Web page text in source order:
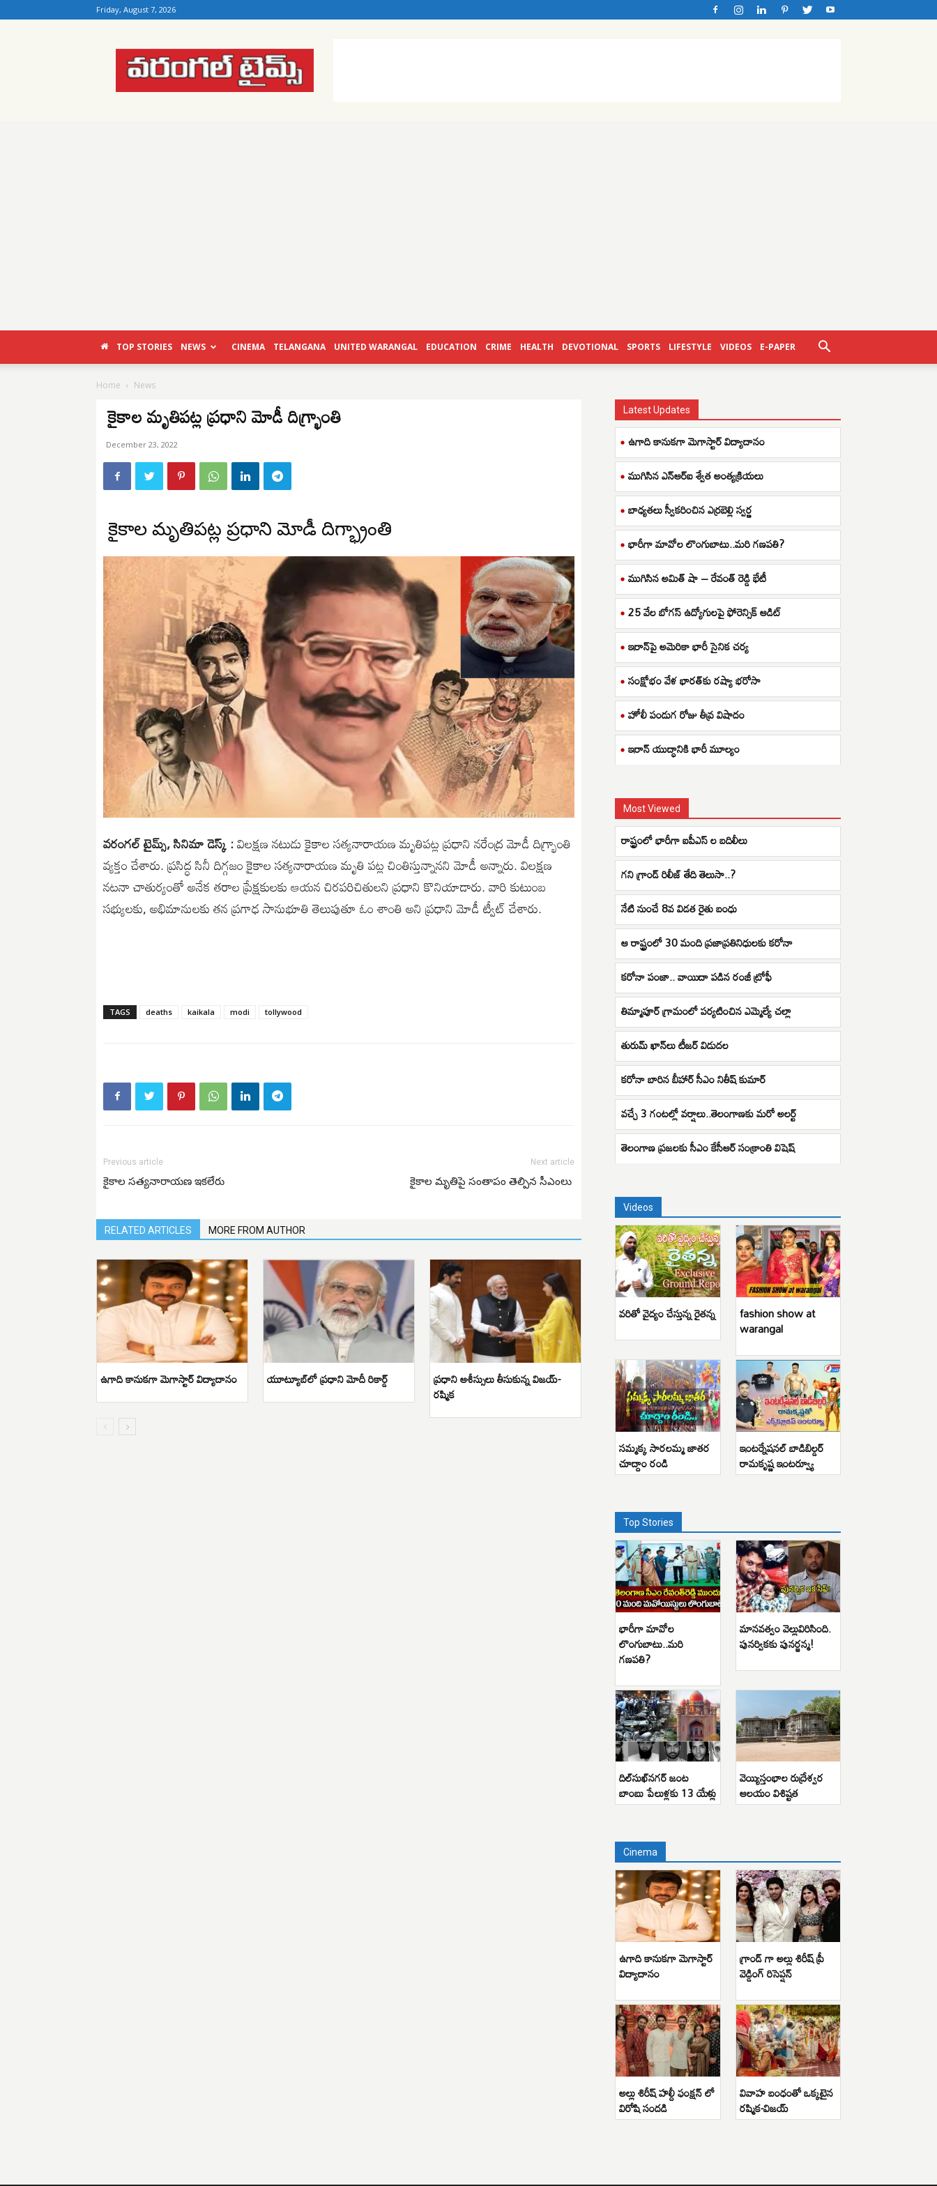
Friday, August 7, 2026
Warangal
Times
TOP STORIES NEWS CINEMA TELANGANA UNITED WARANGAL EDUCATION CRIME HEALTH DEVOTIONAL SPORTS LIFESTYLE VIDEOS E-PAPER
Home News
కైకాల మృతిపట్ల ప్రధాని మోడీ దిగ్భ్రాంతి
December 23, 2022
కైకాల మృతిపట్ల ప్రధాని మోడీ దిగ్భ్రాంతి
వరంగల్ టైమ్స్, సినిమా డెస్క్ :విలక్షణ నటుడు కైకాల సత్యనారాయణ మృతిపట్ల ప్రధాని నరేంద్ర మోడీ దిగ్భ్రాంతి
వ్యక్తం చేశారు. ప్రసిద్ధ సినీ దిగ్గజం కైకాల సత్యనారాయణ మృతి పట్ల చింతిస్తున్నానని మోడీ అన్నారు. విలక్షణ
నటనా చాతుర్యంతో అనేక తరాల ప్రేక్షకులకు ఆయన చిరపరిచితులని ప్రధాని కొనియాడారు. వారి కుటుంబ
సభ్యులకు, అభిమానులకు తన ప్రగాఢ సానుభూతి తెలుపుతూ ఓం శాంతి అని ప్రధాని మోడీ ట్వీట్ చేశారు.
TAGS deaths kaikala modi tollywood
Previous article
కైకాల సత్యనారాయణ ఇకలేరు
Next article
కైకాల మృతిపై సంతాపం తెల్పిన సీఎంలు
RELATED ARTICLES MORE FROM AUTHOR
ఉగాది కానుకగా మెగాస్టార్ విద్యాదానం యూట్యూబ్‌లో ప్రధాని మోదీ రికార్డ్ ప్రధాని ఆశీస్సులు తీసుకున్న విజయ్-
రష్మిక
Latest Updates
ఉగాది కానుకగా మెగాస్టార్ విద్యాదానం
ముగిసిన ఎన్ఆర్ఐ శ్వేత అంత్యక్రియలు
బాధ్యతలు స్వీకరించిన ఎర్రబెల్లి స్వర్ణ
భారీగా మావోల లొంగుబాటు..మరి గణపతి?
ముగిసిన అమిత్ షా – రేవంత్ రెడ్డి భేటీ
25 వేల బోగస్ ఉద్యోగులపై ఫోరెన్సిక్ ఆడిట్
ఇరాన్‌పై అమెరికా భారీ సైనిక చర్య
సంక్షోభం వేళ భారత్‌కు రష్యా భరోసా
హోలీ పండుగ రోజు తీవ్ర విషాదం
ఇరాన్ యుద్ధానికి భారీ మూల్యం
Most Viewed
రాష్ట్రంలో భారీగా ఐపీఎస్ ల బదిలీలు
గని గ్రాండ్ రిలీజ్ తేది తెలుసా..?
నేటి నుంచే 8వ విడత రైతు బంధు
ఆ రాష్ట్రంలో 30 మంది ప్రజాప్రతినిధులకు కరోనా
కరోనా పంజా.. వాయిదా పడిన రంజీ ట్రోఫీ
తిమ్మాపూర్ గ్రామంలో పర్యటించిన ఎమ్మెల్యే చల్లా
తురుమ్ ఖాన్‌లు టీజర్ విడుదల
కరోనా బారిన బీహార్ సీఎం నితీష్ కుమార్
వచ్చే 3 గంటల్లో వర్షాలు..తెలంగాణకు మరో అలర్ట్
తెలంగాణ ప్రజలకు సీఎం కేసీఆర్ సంక్రాంతి విషెష్
Videos
వరితో వైద్యం చేస్తున్న రైతన్న fashion show at
warangal
సమ్మక్క సారలమ్మ జాతర
చూద్దాం రండి
ఇంటర్నేషనల్ బాడిబిల్డర్
రామకృష్ణ ఇంటర్వ్యూ
Top Stories
భారీగా మావోల
లొంగుబాటు..మరి
గణపతి?
మానవత్వం వెల్లువిరిసింది.
పునర్వికకు పునర్జన్మ!
దిల్‌సుఖ్‌నగర్ జంట
బాంబు పేలుళ్లకు 13 యేళ్లు
వెయ్యిస్తంభాల రుద్రేశ్వర
ఆలయం విశిష్టత
Cinema
ఉగాది కానుకగా మెగాస్టార్
విద్యాదానం
గ్రాండ్ గా అల్లు శిరీష్ ప్రీ
వెడ్డింగ్ రిసెప్షన్
అల్లు శిరీష్ హల్దీ ఫంక్షన్ లో
విరోషి సందడి
వివాహ బంధంతో ఒక్కటైన
రష్మిక-విజయ్